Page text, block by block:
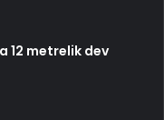
12 metrelik dev